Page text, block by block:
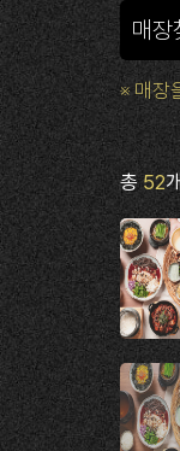
※ 매장
총52